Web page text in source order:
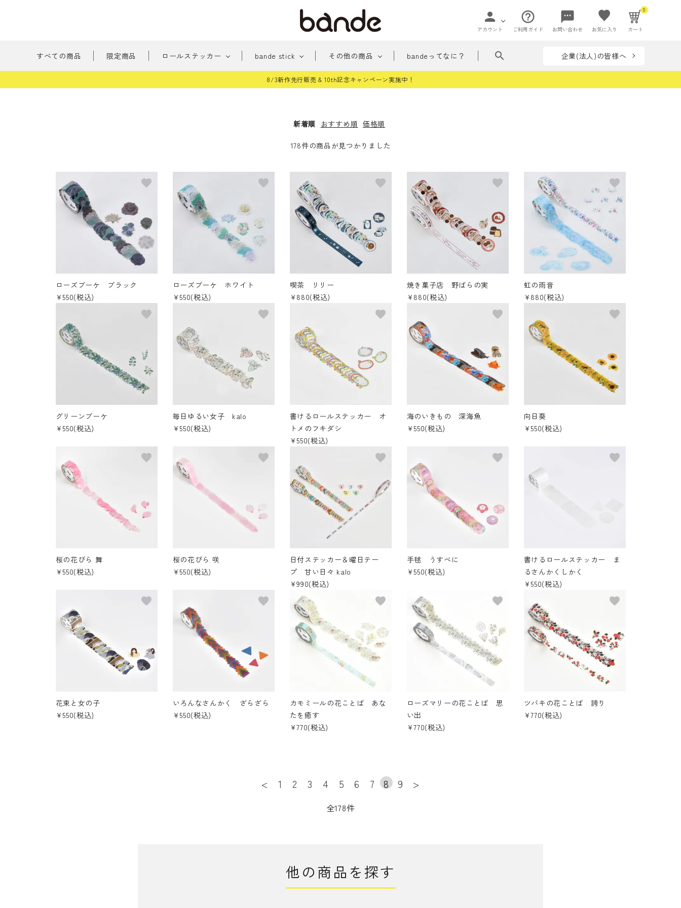
person
アカウント
help_outline
ご利用ガイド
sms
お問い合わせ お気に入り
0
カート
すべての商品 限定商品 ロールステッカー
手帳に住む人たち
和柄
書けるロールステッカー その他
bande stick その他の商品 bandeってなに？ search 企業(法人)の皆様へ
8/3新作先行販売 & 10th記念キャンペーン実施中！
ご利用ガイド／よくあるご質問
企業（法人）の皆様へ
新着順 おすすめ順 価格順
178件の商品が見つかりました
ローズブーケ ブラック
¥550(税込)
favorite
ローズブーケ ホワイト
¥550(税込)
favorite
喫茶 リリー
¥880(税込)
favorite
焼き菓子店 野ばらの実
¥880(税込)
favorite
虹の雨音
¥880(税込)
favorite
グリーンブーケ
¥550(税込)
favorite
毎日ゆるい女子 kalo
¥550(税込)
favorite
書けるロールステッカー オ
トメのフキダシ
¥550(税込)
favorite
海のいきもの 深海魚
¥550(税込)
favorite
向日葵
¥550(税込)
favorite
桜の花びら 舞
¥550(税込)
favorite
桜の花びら 咲
¥550(税込)
favorite
日付ステッカー＆曜日テー
プ 甘い日々 kalo
¥990(税込)
favorite
手毬 うすべに
¥550(税込)
favorite
書けるロールステッカー ま
るさんかくしかく
¥550(税込)
favorite
花束と女の子
¥550(税込)
favorite
いろんなさんかく ざらざら
¥550(税込)
favorite
カモミールの花ことば あな
たを癒す
¥770(税込)
favorite
ローズマリーの花ことば 思
い出
¥770(税込)
favorite
ツバキの花ことば 誇り
¥770(税込)
favorite
< 1 2 3 4 5 6 7 8 9 >
全178件
他の商品を探す